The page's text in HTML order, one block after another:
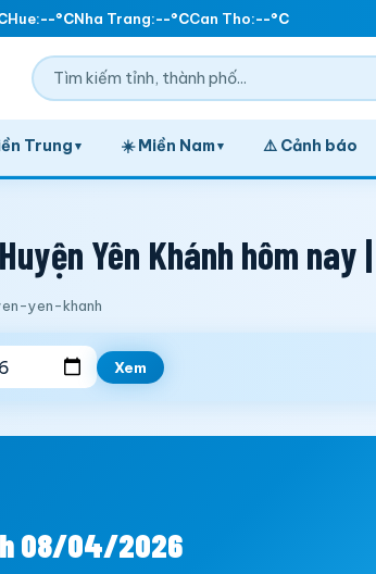
Hue:--°CNha Trang:--°CCan Tho:--°C
Trung ▾ ☀️ Miền Nam▾ ⚠️ Cảnh báo
Yên Khánh hôm nay
yen-khanh
Xem
08/04/2026